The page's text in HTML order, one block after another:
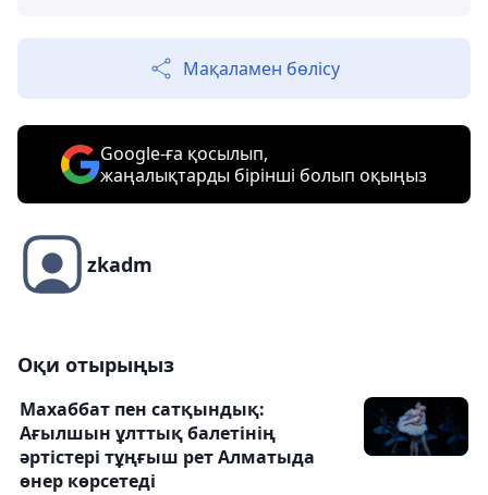
Мақаламен бөлісу
Google-ға қосылып,
жаңалықтарды бірінші болып оқыңыз
zkadm
Оқи отырыңыз
Махаббат пен сатқындық:
Ағылшын ұлттық балетінің
әртістері тұңғыш рет Алматыда
өнер көрсетеді